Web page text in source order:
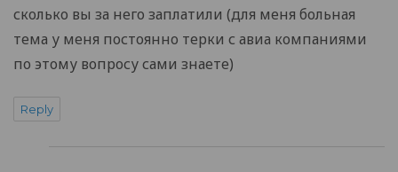
сколько вы за него заплатили (для меня больная
тема у меня постоянно терки с авиа компаниями
по этому вопросу сами знаете)
Reply